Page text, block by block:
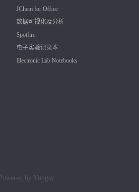
JChem for Office
数据可视化及分析
Spotfire
电子实验记录本
Electronic Lab Notebooks
Powered by Yongsy